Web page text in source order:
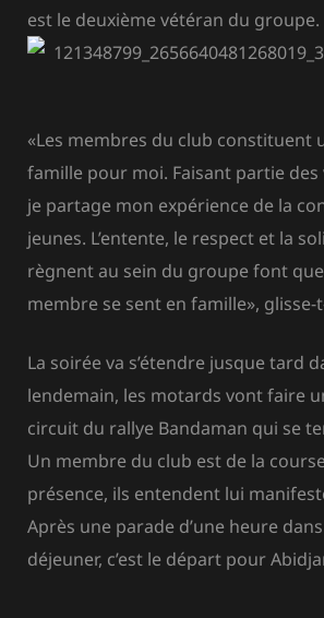
est le deuxième vétéran du groupe.
«Les membres du club constituent
famille pour moi. Faisant partie des
je partage mon expérience de la
jeunes. L’entente, le respect et la
règnent au sein du groupe font
membre se sent en famille», glisse-
La soirée va s’étendre jusque tard
lendemain, les motards vont faire
circuit du rallye Bandaman qui se
Un membre du club est de la
présence, ils entendent lui
Après une parade d’une heure
déjeuner, c’est le départ pour